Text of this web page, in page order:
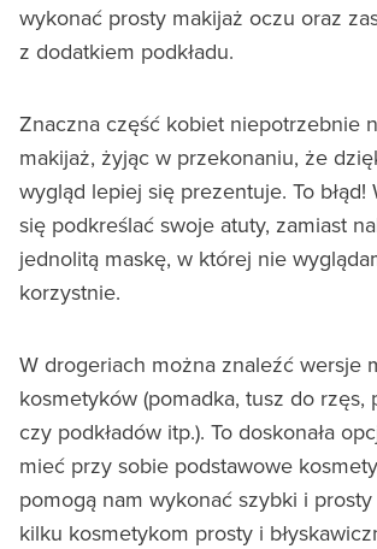
wykonać prosty makijaż oczu oraz
z dodatkiem podkładu.
Znaczna część kobiet niepotrzebnie
makijaż, żyjąc w przekonaniu, że
wygląd lepiej się prezentuje. To błąd!
się podkreślać swoje atuty, zamiast
jednolitą maskę, w której nie
korzystnie.
W drogeriach można znaleźć wersje
kosmetyków (pomadka, tusz do rzęs,
czy podkładów itp.). To doskonała
mieć przy sobie podstawowe
pomogą nam wykonać szybki i
kilku kosmetykom prosty i